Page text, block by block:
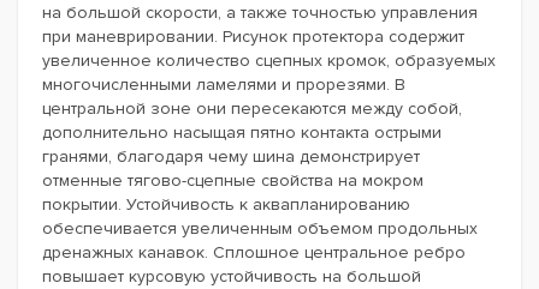
на большой скорости, а также точностью управления
при маневрировании. Рисунок протектора содержит
увеличенное количество сцепных кромок, образуемых
многочисленными ламелями и прорезями. В
центральной зоне они пересекаются между собой,
дополнительно насыщая пятно контакта острыми
гранями, благодаря чему шина демонстрирует
отменные тягово-сцепные свойства на мокром
покрытии. Устойчивость к аквапланированию
обеспечивается увеличенным объемом продольных
дренажных канавок. Сплошное центральное ребро
повышает курсовую устойчивость на большой